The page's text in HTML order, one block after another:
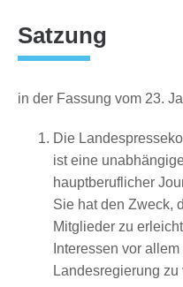
Satzung
in der Fassung vom 23.
Die
ist eine
hauptberuflicher
Sie hat den Zweck,
Mitglieder zu
Interessen vor
Landesregierung zu